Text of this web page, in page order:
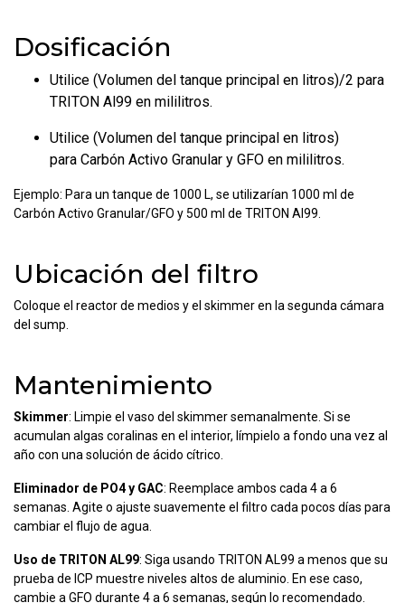
Dosificación
Utilice (Volumen del tanque principal en litros)/2 para
TRITON Al99 en mililitros.
Utilice (Volumen del tanque principal en litros)
para Carbón Activo Granular y GFO en mililitros.
Ejemplo: Para un tanque de 1000 L, se utilizarían 1000 ml de
Carbón Activo Granular/GFO y 500 ml de TRITON Al99.
Ubicación del filtro
Coloque el reactor de medios y el skimmer en la segunda cámara
del sump.
Mantenimiento
Skimmer: Limpie el vaso del skimmer semanalmente. Si se
acumulan algas coralinas en el interior, límpielo a fondo una vez al
año con una solución de ácido cítrico.
Eliminador de PO4 y GAC: Reemplace ambos cada 4 a 6
semanas. Agite o ajuste suavemente el filtro cada pocos días para
cambiar el flujo de agua.
Uso de TRITON AL99: Siga usando TRITON AL99 a menos que su
prueba de ICP muestre niveles altos de aluminio. En ese caso,
cambie a GFO durante 4 a 6 semanas, según lo recomendado.